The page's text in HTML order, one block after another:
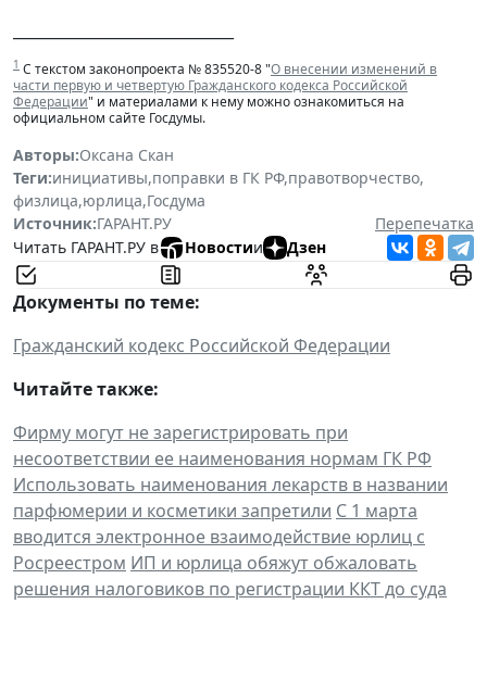
1 С текстом законопроекта № 835520-8 "О внесении изменений в
части первую и четвертую Гражданского кодекса Российской
Федерации" и материалами к нему можно ознакомиться на
официальном сайте Госдумы.
Авторы:Оксана Скан
Теги:инициативы,поправки в ГК РФ,правотворчество,
физлица,юрлица,Госдума
Источник:ГАРАНТ.РУ
Перепечатка
Читать ГАРАНТ.РУ в
Новостии Дзен
Документы по теме:
Гражданский кодекс Российской Федерации
Читайте также:
Фирму могут не зарегистрировать при
несоответствии ее наименования нормам ГК РФ
Использовать наименования лекарств в названии
парфюмерии и косметики запретили С 1 марта
вводится электронное взаимодействие юрлиц с
Росреестром ИП и юрлица обяжут обжаловать
решения налоговиков по регистрации ККТ до суда